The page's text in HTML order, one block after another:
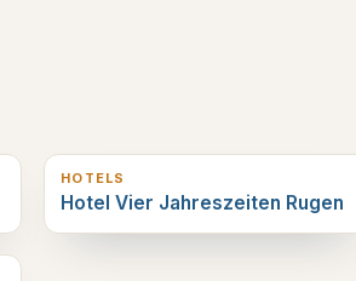
HOTELS
Hotel Vier Jahreszeiten Rugen